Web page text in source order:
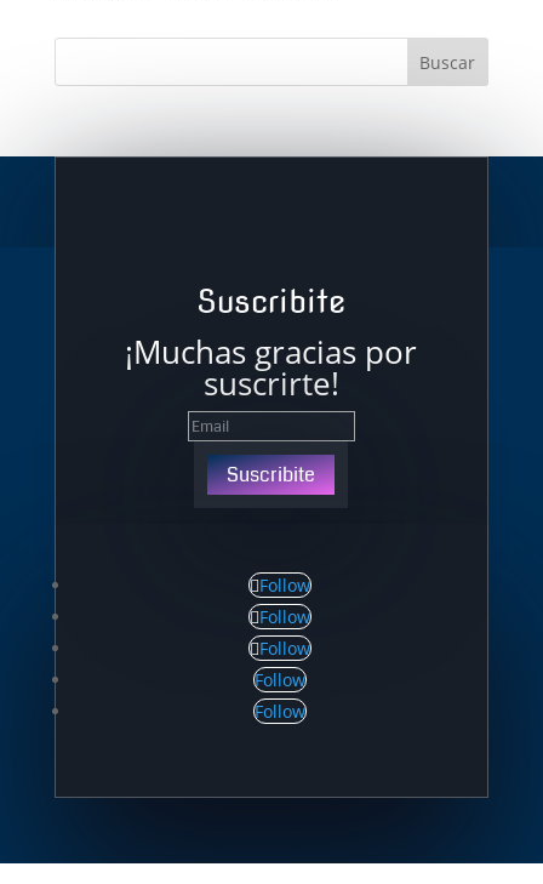
Suscribite
¡Muchas gracias por
suscrirte!
Suscribite
Follow
Follow
Follow
Follow
Follow